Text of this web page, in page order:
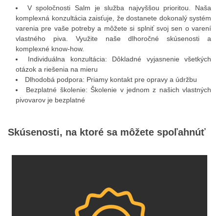
V spoločnosti Salm je služba najvyššou prioritou. Naša
komplexná konzultácia zaisťuje, že dostanete dokonalý systém
varenia pre vaše potreby a môžete si splniť svoj sen o varení
vlastného piva. Využite naše dlhoročné skúsenosti a
komplexné know-how.
Individuálna konzultácia: Dôkladné vyjasnenie všetkých
otázok a riešenia na mieru
Dlhodobá podpora: Priamy kontakt pre opravy a údržbu
Bezplatné školenie: Školenie v jednom z našich vlastných
pivovarov je bezplatné
Skúsenosti, na ktoré sa môžete spoľahnúť